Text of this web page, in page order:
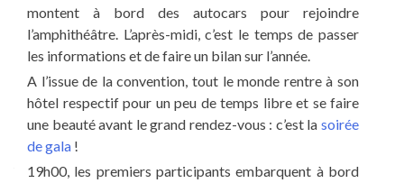
montent à bord des autocars pour rejoindre
l’amphithéâtre. L’après-midi, c’est le temps de passer
les informations et de faire un bilan sur l’année.
A l’issue de la convention, tout le monde rentre à son
hôtel respectif pour un peu de temps libre et se faire
une beauté avant le grand rendez-vous : c’est la soirée
de gala !
19h00, les premiers participants embarquent à bord